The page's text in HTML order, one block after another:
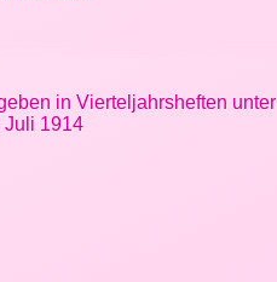
in Vierteljahrsheften unter
Juli 1914